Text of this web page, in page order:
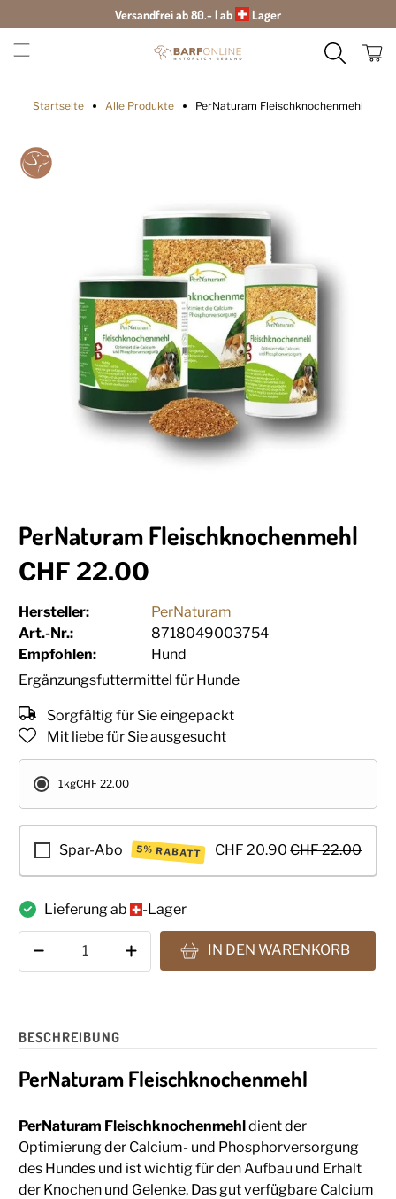
Versandfrei ab 80.- | ab Lager
Startseite Alle Produkte PerNaturam Fleischknochenmehl
PerNaturam Fleischknochenmehl
CHF 22.00
Hersteller:
PerNaturam
Art.-Nr.:
8718049003754
Empfohlen:
Hund
Ergänzungsfuttermittel für Hunde
Sorgfältig für Sie eingepackt
Mit liebe für Sie ausgesucht
1kgCHF 22.00
Spar-Abo 5% RABATT CHF 20.90 CHF 22.00
Lieferung ab
-Lager
IN DEN WARENKORB
BESCHREIBUNG
PerNaturam Fleischknochenmehl
PerNaturam Fleischknochenmehldient der
Optimierung der Calcium- und Phosphorversorgung
des Hundes und ist wichtig für den Aufbau und Erhalt
der Knochen und Gelenke. Das gut verfügbare Calcium